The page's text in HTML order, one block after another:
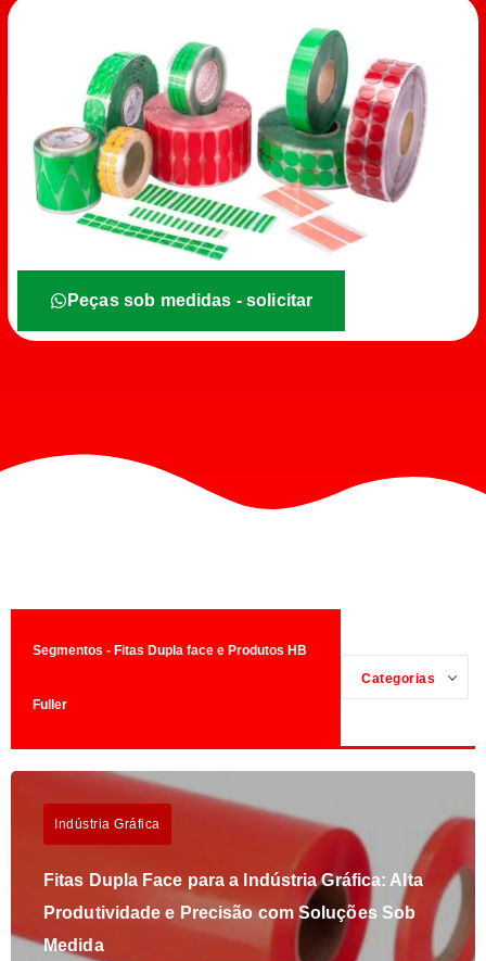
Peças sob medidas - solicitar
Segmentos - Fitas Dupla face e Produtos HB
Fuller
Categorias
Indústria Gráfica
Fitas Dupla Face para a Indústria Gráfica: Alta
Produtividade e Precisão com Soluções Sob
Medida